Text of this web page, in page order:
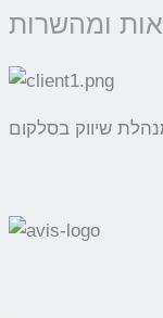
שיווק בסלקום